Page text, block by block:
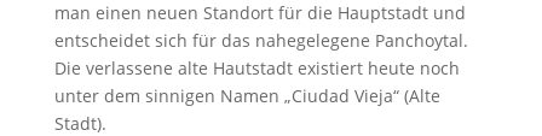
man einen neuen Standort für die Hauptstadt und
entscheidet sich für das nahegelegene Panchoytal.
Die verlassene alte Hautstadt existiert heute noch
unter dem sinnigen Namen „Ciudad Vieja“ (Alte
Stadt).